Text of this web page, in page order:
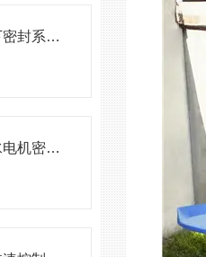
凯普德潜水推流器的水下密封系统维护全流程指南说明
不锈钢潜水搅拌机的潜水电机密封与泄漏保护